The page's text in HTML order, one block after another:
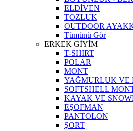
ELDİVEN
TOZLUK
OUTDOOR
Tümünü Gör
ERKEK GİYİM
T-SHIRT
POLAR
MONT
YAĞMURLUK VE
SOFTSHELL
KAYAK VE
EŞOFMAN
PANTOLON
ŞORT